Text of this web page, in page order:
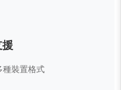
裝置格式